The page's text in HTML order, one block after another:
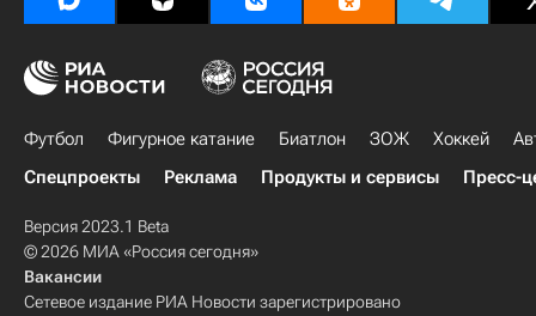
Футбол Фигурное катание Биатлон ЗОЖ Хоккей
Спецпроекты
Реклама Продукты и сервисы Пресс-
Версия 2023.1 Beta
© 2026 МИА «Россия сегодня»
Вакансии
Сетевое издание РИА Новости зарегистрировано